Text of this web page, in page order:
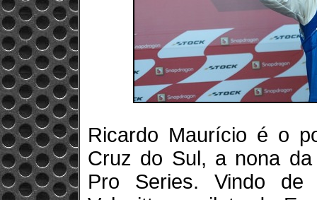
Ricardo Maurício é o
Cruz do Sul, a nona
Pro Series. Vindo